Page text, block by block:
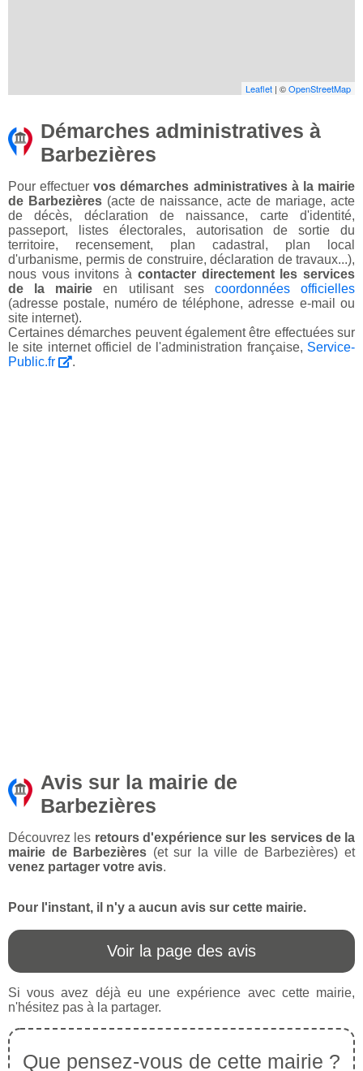
Leaflet | ©OpenStreetMap
Démarches administratives à
Barbezières
Pour effectuervos démarches administratives à la mairie
de Barbezières (acte de naissance, acte de mariage, acte
de décès, déclaration de naissance, carte d'identité,
passeport, listes électorales, autorisation de sortie du
territoire, recensement, plan cadastral, plan local
d'urbanisme, permis de construire, déclaration de travaux...),
nous vous invitons à contacter directement les services
de la mairie en utilisant ses coordonnées officielles
(adresse postale, numéro de téléphone, adresse e-mail ou
site internet).
Certaines démarches peuvent également être effectuées sur
le site internet officiel de l'administration française, Service-
Public.fr
.
Avis sur la mairie de
Barbezières
Découvrez les retours d'expérience sur les services de la
mairie de Barbezières (et sur la ville de Barbezières) et
venez partager votre avis.
Pour l'instant, il n'y a aucun avis sur cette mairie.
Voir la page des avis
Si vous avez déjà eu une expérience avec cette mairie,
n'hésitez pas à la partager.
Que pensez-vous de cette mairie ?